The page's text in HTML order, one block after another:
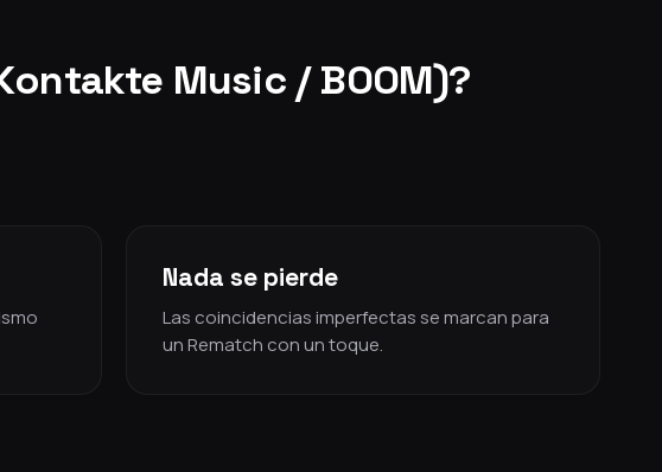
Music / BOOM)?
Nada se pierde
Las coincidencias imperfectas se marcan para
un Rematch con un toque.